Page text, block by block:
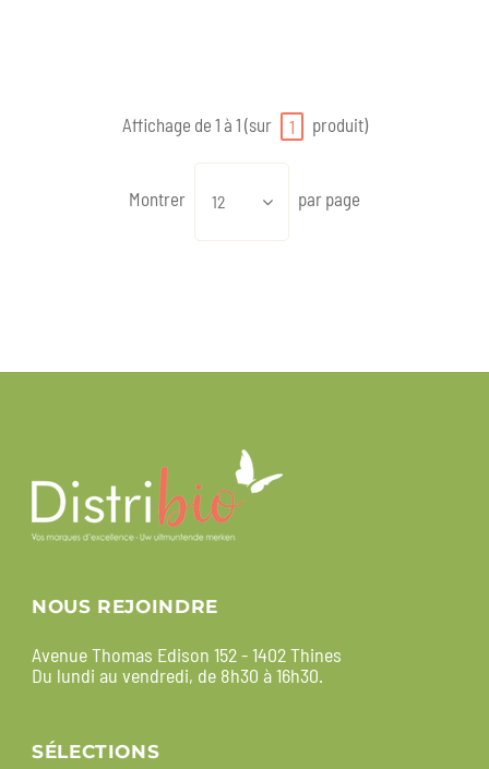
Affichage de 1 à 1 (sur 1 produit)
Montrer 12 par page
NOUS REJOINDRE
Avenue Thomas Edison 152 - 1402 Thines
Du lundi au vendredi, de 8h30 à 16h30.
SÉLECTIONS